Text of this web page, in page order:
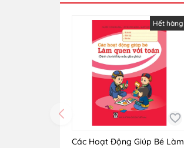
Hết hàng
Các Hoạt Động Giúp Bé Làm